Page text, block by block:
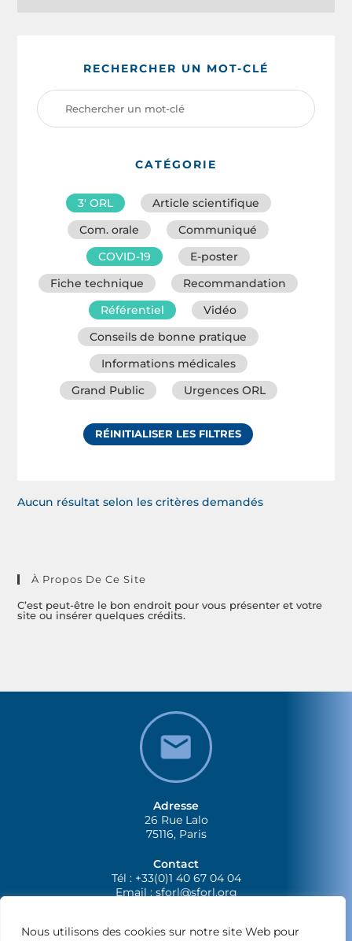
Nous utilisons des cookies sur notre site Web pour
RECHERCHER UN MOT-CLÉ
CATÉGORIE
3′ ORL
Article scientifique
Com. orale
Communiqué
COVID-19
E-poster
Fiche technique
Recommandation
Référentiel
Vidéo
Conseils de bonne pratique
Informations médicales
Grand Public
Urgences ORL
RÉINITIALISER LES FILTRES
Aucun résultat selon les critères demandés
À Propos De Ce Site
C’est peut-être le bon endroit pour vous présenter et votre
site ou insérer quelques crédits.
Adresse
26 Rue Lalo
75116, Paris
Contact
Tél : +33(0)1 40 67 04 04
Email :sforl@sforl.org